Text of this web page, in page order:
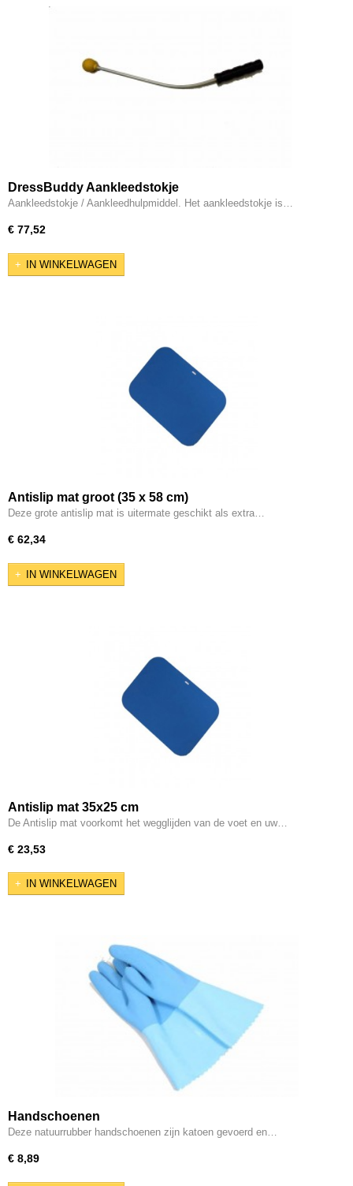
DressBuddy Aankleedstokje
Aankleedstokje / Aankleedhulpmiddel. Het aankleedstokje is…
€ 77,52
IN WINKELWAGEN
Antislip mat groot (35 x 58 cm)
Deze grote antislip mat is uitermate geschikt als extra…
€ 62,34
IN WINKELWAGEN
Antislip mat 35x25 cm
De Antislip mat voorkomt het wegglijden van de voet en uw…
€ 23,53
IN WINKELWAGEN
Handschoenen
Deze natuurrubber handschoenen zijn katoen gevoerd en…
€ 8,89